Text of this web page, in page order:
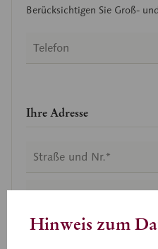
Berücksichtigen Sie Groß-
Ihre Adresse
Hinweis zum